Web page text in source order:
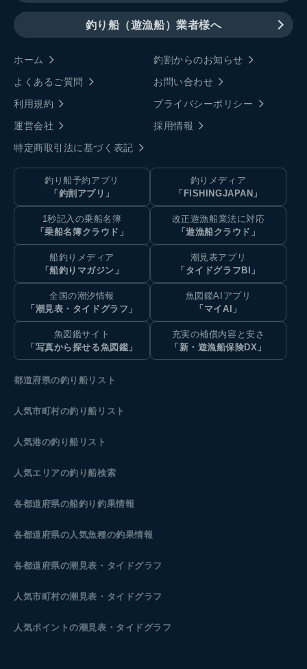
釣り船（遊漁船）業者様へ
ホーム
釣割からのお知らせ
よくあるご質問
お問い合わせ
利用規約
プライバシーポリシー
運営会社
採用情報
特定商取引法に基づく表記
釣り船予約アプリ
「釣割アプリ」
釣りメディア
「FISHINGJAPAN」
1秒記入の乗船名簿
「乗船名簿クラウド」
改正遊漁船業法に対応
「遊漁船クラウド」
船釣りメディア
「船釣りマガジン」
潮見表アプリ
「タイドグラフBI」
全国の潮汐情報
「潮見表・タイドグラフ」
魚図鑑AIアプリ
「マイAI」
魚図鑑サイト
「写真から探せる魚図鑑」
充実の補償内容と安さ
「新・遊漁船保険DX」
都道府県の釣り船リスト
人気市町村の釣り船リスト
人気港の釣り船リスト
人気エリアの釣り船検索
各都道府県の船釣り釣果情報
各都道府県の人気魚種の釣果情報
各都道府県の潮見表 ・タイドグラフ
人気市町村の潮見表・タイドグラフ
人気ポイントの潮見表・タイドグラフ